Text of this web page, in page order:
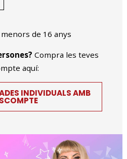
de 16 anys
Compra les teves
aquí:
INDIVIDUALS AMB